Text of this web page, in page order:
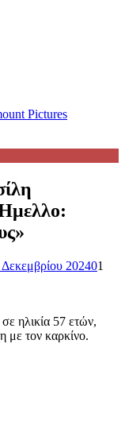
Pictures
Δεκεμβρίου 202401
ηλικία 57 ετών,
με τον καρκίνο.